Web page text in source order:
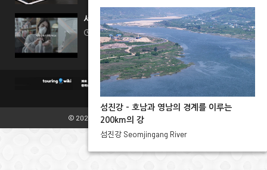
서울신문 비즈니스
Feb 04 2021
© 2021. TouringWikiAll Rights Reserved.
섬진강 – 호남과 영남의 경계를 이루는
200km의 강
섬진강 Seomjingang River